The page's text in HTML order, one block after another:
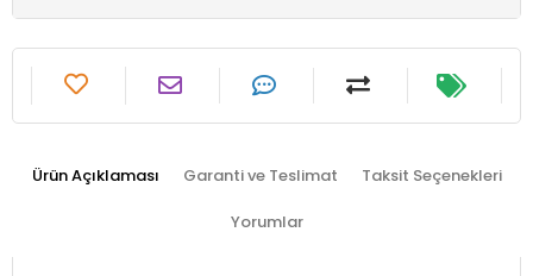
Ürün Açıklaması Garanti ve Teslimat Taksit Seçenekleri
Yorumlar